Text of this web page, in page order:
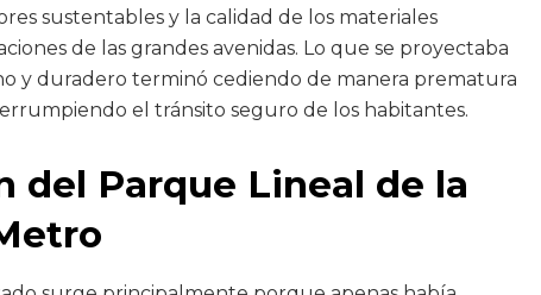
sustentables y la calidad de los materiales
de las grandes avenidas. Lo que se proyectaba
y duradero terminó cediendo de manera prematura
el tránsito seguro de los habitantes.
del Parque Lineal de la